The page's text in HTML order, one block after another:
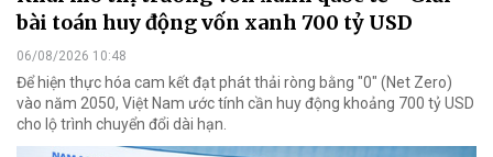
bài toán huy động vốn xanh 700 tỷ USD
06/08/2026 10:48
Để hiện thực hóa cam kết đạt phát thải ròng bằng "0" (Net Zero)
vào năm 2050, Việt Nam ước tính cần huy động khoảng 700 tỷ USD
cho lộ trình chuyển đổi dài hạn.